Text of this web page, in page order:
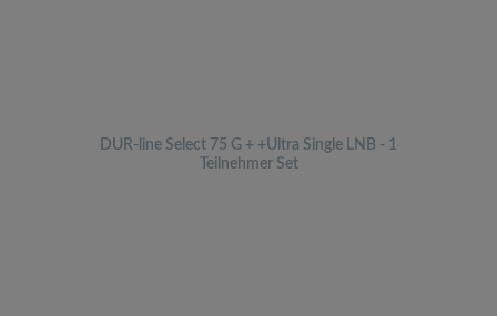
DUR-line Select 75 G + +Ultra Single LNB - 1
Teilnehmer Set